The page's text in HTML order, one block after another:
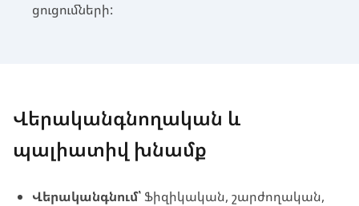
ցուցումների:
Վերականգնողական և
պալիատիվ խնամք
Վերականգնում՝Ֆիզիկական, շարժողական,